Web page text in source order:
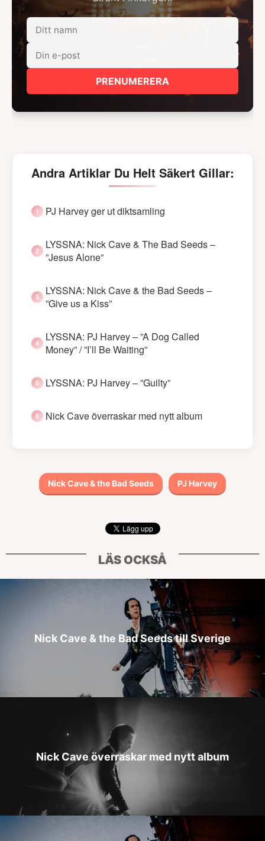
PRENUMERERA
Andra Artiklar Du Helt Säkert Gillar:
PJ Harvey ger ut diktsamling
LYSSNA: Nick Cave & The Bad Seeds –
”Jesus Alone”
LYSSNA: Nick Cave & the Bad Seeds –
”Give us a Kiss”
LYSSNA: PJ Harvey – ”A Dog Called
Money” / ”I’ll Be Waiting”
LYSSNA: PJ Harvey – ”Guilty”
Nick Cave överraskar med nytt album
Nick Cave & the Bad Seeds PJ Harvey
LÄS OCKSÅ
Nick Cave & the Bad Seeds till Sverige
Nick Cave överraskar med nytt album